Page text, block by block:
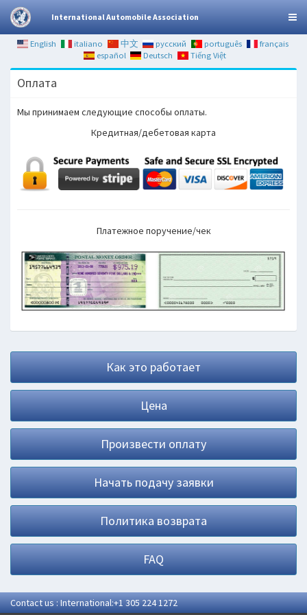
International Automobile Association
English italiano 中文 русский português
français
español
Deutsch Tiếng Việt
Оплата
Мы принимаем следующие способы оплаты.
Кредитная/дебетовая карта
Платежное поручение/чек
Как это работает
Цена
Произвести оплату
Начать подачу заявки
Политика возврата
FAQ
Contact us : International:+1 305 224 1272